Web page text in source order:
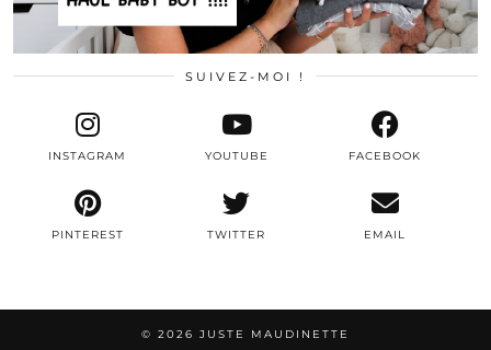
SUIVEZ-MOI !
TWITTER
INSTAGRAM FACEBOOK
PINTEREST
YOUTUBE
EMAIL
© 2026 JUSTE MAUDINETTE